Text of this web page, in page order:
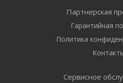
Партнерская
Гарантийная
Политика
Сервисное